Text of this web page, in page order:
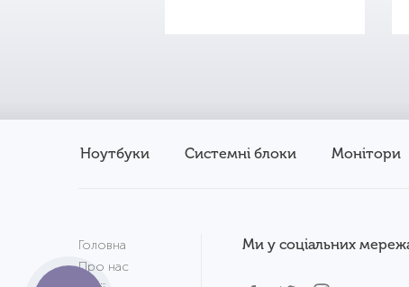
Ноутбуки Системні блоки Монітори
Головна
Про нас
Ми у соціальних